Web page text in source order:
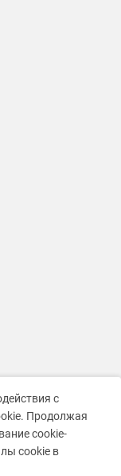
с
Продолжая
cookie-
cookie в